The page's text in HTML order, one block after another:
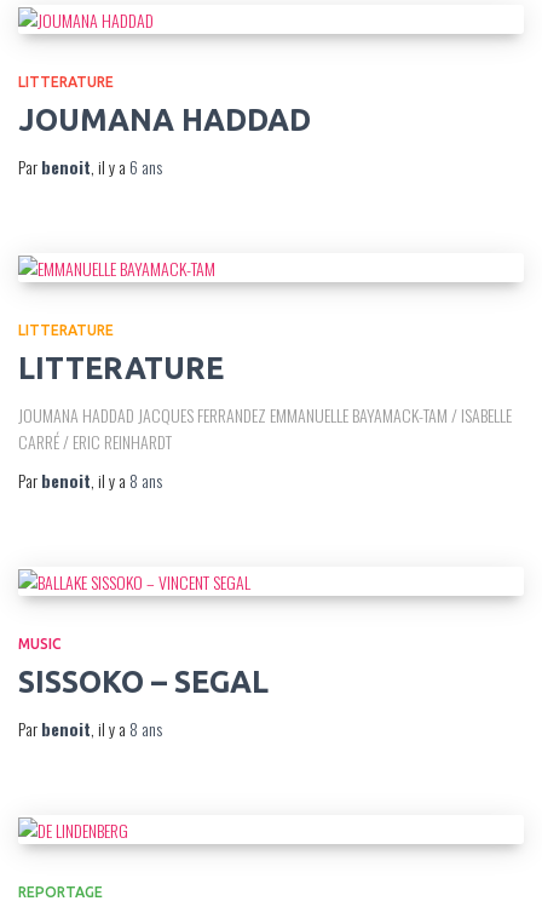
LITTERATURE
JOUMANA HADDAD
Parbenoit, il y a 6 ans
LITTERATURE
LITTERATURE
JOUMANA HADDAD JACQUES FERRANDEZ EMMANUELLE BAYAMACK-TAM / ISABELLE
CARRÉ / ERIC REINHARDT
Parbenoit, il y a 8 ans
MUSIC
SISSOKO – SEGAL
Parbenoit, il y a 8 ans
REPORTAGE